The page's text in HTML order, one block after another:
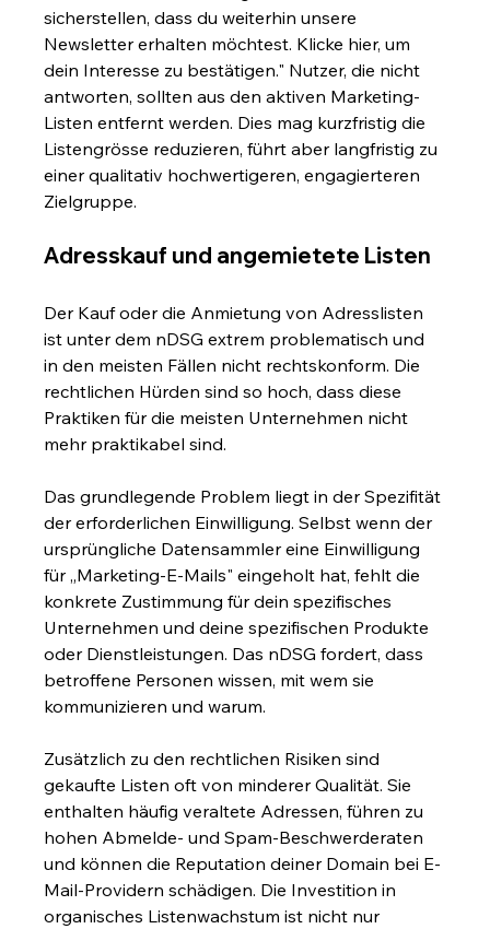
sicherstellen, dass du weiterhin unsere
Newsletter erhalten möchtest. Klicke hier, um
dein Interesse zu bestätigen." Nutzer, die nicht
antworten, sollten aus den aktiven Marketing-
Listen entfernt werden. Dies mag kurzfristig die
Listengrösse reduzieren, führt aber langfristig zu
einer qualitativ hochwertigeren, engagierteren
Zielgruppe.
Adresskauf und angemietete Listen
Der Kauf oder die Anmietung von Adresslisten
ist unter dem nDSG extrem problematisch und
in den meisten Fällen nicht rechtskonform. Die
rechtlichen Hürden sind so hoch, dass diese
Praktiken für die meisten Unternehmen nicht
mehr praktikabel sind.
Das grundlegende Problem liegt in der Spezifität
der erforderlichen Einwilligung. Selbst wenn der
ursprüngliche Datensammler eine Einwilligung
für „Marketing-E-Mails" eingeholt hat, fehlt die
konkrete Zustimmung für dein spezifisches
Unternehmen und deine spezifischen Produkte
oder Dienstleistungen. Das nDSG fordert, dass
betroffene Personen wissen, mit wem sie
kommunizieren und warum.
Zusätzlich zu den rechtlichen Risiken sind
gekaufte Listen oft von minderer Qualität. Sie
enthalten häufig veraltete Adressen, führen zu
hohen Abmelde- und Spam-Beschwerderaten
und können die Reputation deiner Domain bei E-
Mail-Providern schädigen. Die Investition in
organisches Listenwachstum ist nicht nur